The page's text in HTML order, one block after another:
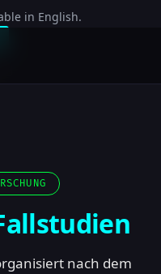
in English.
nach dem